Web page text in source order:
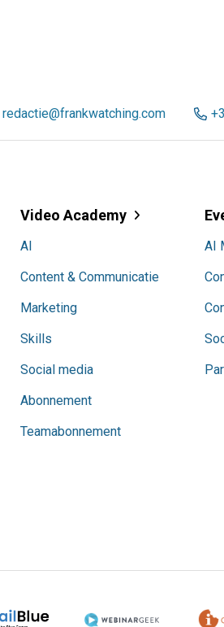
redactie@frankwatching.com
Video Academy
AI
Content & Communicatie
Marketing
Skills
Social media
Abonnement
Teamabonnement
AI